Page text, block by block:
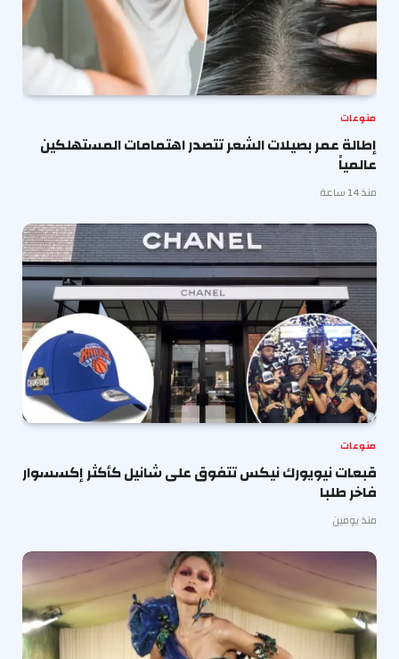
منوعات
إطالة عمر بصيلات الشعر تتصدر اهتمامات المستهلكين
عالمياً
منذ 14 ساعة
منوعات
قبعات نيويورك نيكس تتفوق على شانيل كأكثر إكسسوار
فاخر طلبا
منذ يومين